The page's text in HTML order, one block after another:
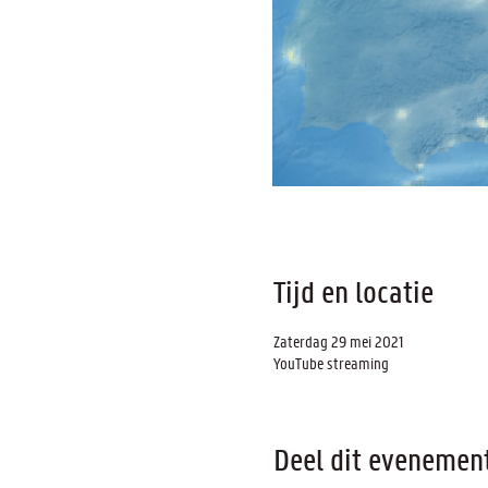
Tijd en locatie
Zaterdag 29 mei 2021
YouTube streaming
Deel dit